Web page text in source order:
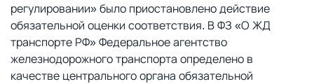
регулировании» было приостановлено действие
обязательной оценки соответствия. В ФЗ «О ЖД
транспорте РФ» Федеральное агентство
железнодорожного транспорта определено в
качестве центрального органа обязательной